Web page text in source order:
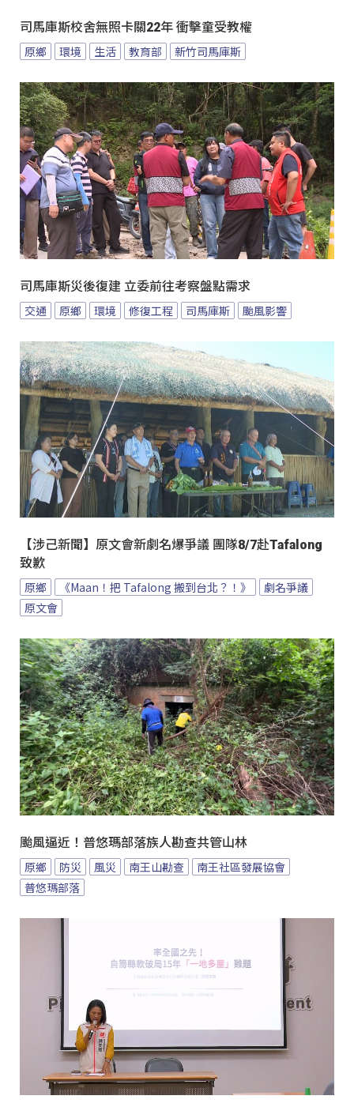
司馬庫斯校舍無照卡關22年 衝擊童受教權
原鄉 環境 生活 教育部 新竹司馬庫斯
司馬庫斯災後復建 立委前往考察盤點需求
交通 原鄉 環境 修復工程 司馬庫斯 颱風影響
【涉己新聞】原文會新劇名爆爭議 團隊8/7赴Tafalong
致歉
原鄉 《Maan！把 Tafalong 搬到台北？！》
劇名爭議
原文會
颱風逼近！普悠瑪部落族人勘查共管山林
原鄉 防災 風災 南王山勘查
南王社區發展協會
普悠瑪部落